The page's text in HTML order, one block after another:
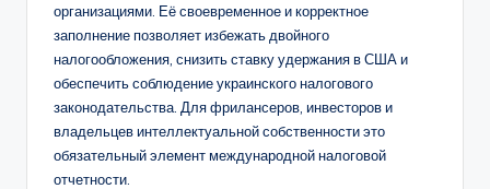
организациями. Её своевременное и корректное
заполнение позволяет избежать двойного
налогообложения, снизить ставку удержания в США и
обеспечить соблюдение украинского налогового
законодательства. Для фрилансеров, инвесторов и
владельцев интеллектуальной собственности это
обязательный элемент международной налоговой
отчетности.